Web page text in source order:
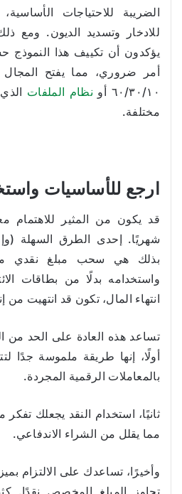
للادخار وتسديد الديون. ومع
يؤكدون أن تكييف هذا
أمر ضروري، مما يفتح المجال
٦٠/٣٠/١٠ أو
نظام الملفات
مختلفة.
ارجع للأساسيات
قد يكون من المثير للاهتمام
شهريًا. إحدى الطرق السهلة
بذلك هي سحب مبلغ نقدي
واستخدامه بدلًا من بطاقات
انتهاء المال، تكون قد انتهيت من
تساعد هذه العادة على الحد من
أولًا، إنها طريقة ملموسة جدًا
بالمعاملات الرقمية المجردة.
ثانيًا، استخدام النقد يجعلك
مما يقلل من الشراء الاندفاعي.
وأخيرًا، تساعدك على الالتزام
تجاوز المبلغ المخصص نقدًا.